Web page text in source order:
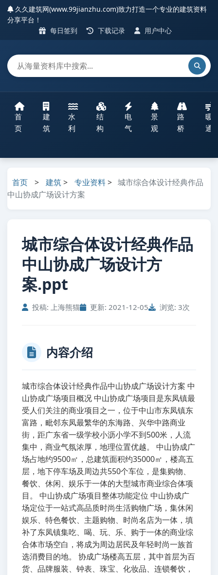
久久建筑网(www.99jianzhu.com)致力打造一个专业的建筑资料
分享平台！
每日签到
下载记录 用户中心
首
页
建
筑
水
利
结
构
电
气
景
观
路
桥
暖
通
首页 > 建筑> 专业资料> 城市综合体设计经典作品
中山协成广场设计方案
城市综合体设计经典作品
中山协成广场设计方
案.ppt
投稿: 上海熊猫 更新: 2021-12-05 浏览: 3次
内容介绍
城市综合体设计经典作品中山协成广场设计方案 中
山协成广场项目概况 中山协成广场项目是东凤镇最
受人们关注的商业项目之一，位于中山市东凤镇东
富路，毗邻东凤最繁华的东海路、兴华中路商业
街，距广东省一级学校小沥小学不到500米，人流
集中，商业气氛浓厚，地理位置优越。 中山协成广
场占地约9500㎡，总建筑面积约35000㎡，楼高五
层，地下停车场及周边共550个车位，是集购物、
餐饮、休闲、娱乐于一体的大型城市商业综合体项
目。 中山协成广场项目整体功能定位 中山协成广
场定位于一站式高品质时尚生活购物广场，集休闲
娱乐、特色餐饮、主题购物、时尚名店为一体，填
补了东凤镇集吃、喝、玩、乐、购于一体的商业综
合体市场空白，将成为周边居民及年轻时尚一族首
选消费目的地。 协成广场楼高五层，其中首层为百
货、品牌服装、钟表、珠宝、化妆品、连锁餐饮，